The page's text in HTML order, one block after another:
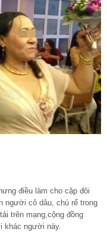
điều làm cho cặp đôi
người cô dâu, chú rể trong
trên mạng,cộng đồng
khác người này.